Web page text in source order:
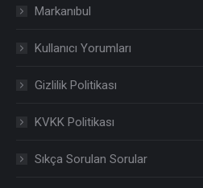
Markanıbul
Kullanıcı Yorumları
Gizlilik Politikası
KVKK Politikası
Sıkça Sorulan Sorular